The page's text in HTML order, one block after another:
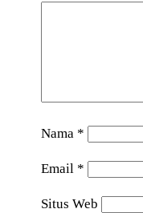
Nama *
Email *
Situs Web